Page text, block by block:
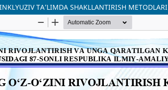
TA’LIMDA SHAKLLANTIRISH METODLARI